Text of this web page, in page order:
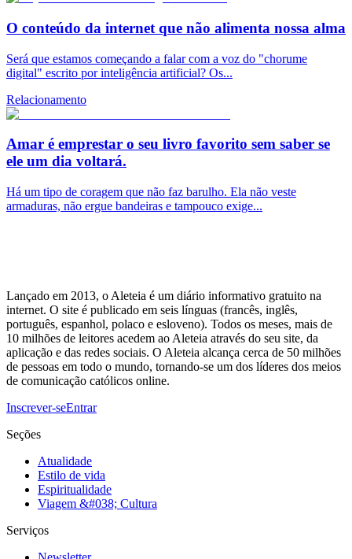
O conteúdo da internet que não alimenta nossa alma
Será que estamos começando a falar com a voz do "chorume
digital" escrito por inteligência artificial? Os...
Relacionamento
Amar é emprestar o seu livro favorito sem saber se
ele um dia voltará.
Há um tipo de coragem que não faz barulho. Ela não veste
armaduras, não ergue bandeiras e tampouco exige...
Lançado em 2013, o Aleteia é um diário informativo gratuito na
internet. O site é publicado em seis línguas (francês, inglês,
português, espanhol, polaco e esloveno). Todos os meses, mais de
10 milhões de leitores acedem ao Aleteia através do seu site, da
aplicação e das redes sociais. O Aleteia alcança cerca de 50 milhões
de pessoas em todo o mundo, tornando-se um dos líderes dos meios
de comunicação católicos online.
Inscrever-seEntrar
Seções
Atualidade
Estilo de vida
Espiritualidade
Viagem &#038; Cultura
Serviços